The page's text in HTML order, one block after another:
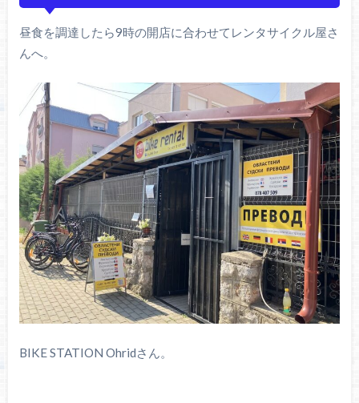
昼食を調達したら9時の開店に合わせてレンタサイクル屋さ
んへ。
BIKE STATION Ohridさん。